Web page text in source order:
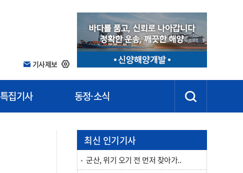
기사제보
특집기사 동정·소식
최신 인기기사
군산, 위기 오기 전 먼저 찾아가..